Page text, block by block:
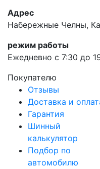
Адрес
Набережные Челны,
режим работы
Ежедневно с 7:30 до
Покупателю
Отзывы
Доставка и
Гарантия
Шинный
калькулятор
Подбор по
автомобилю